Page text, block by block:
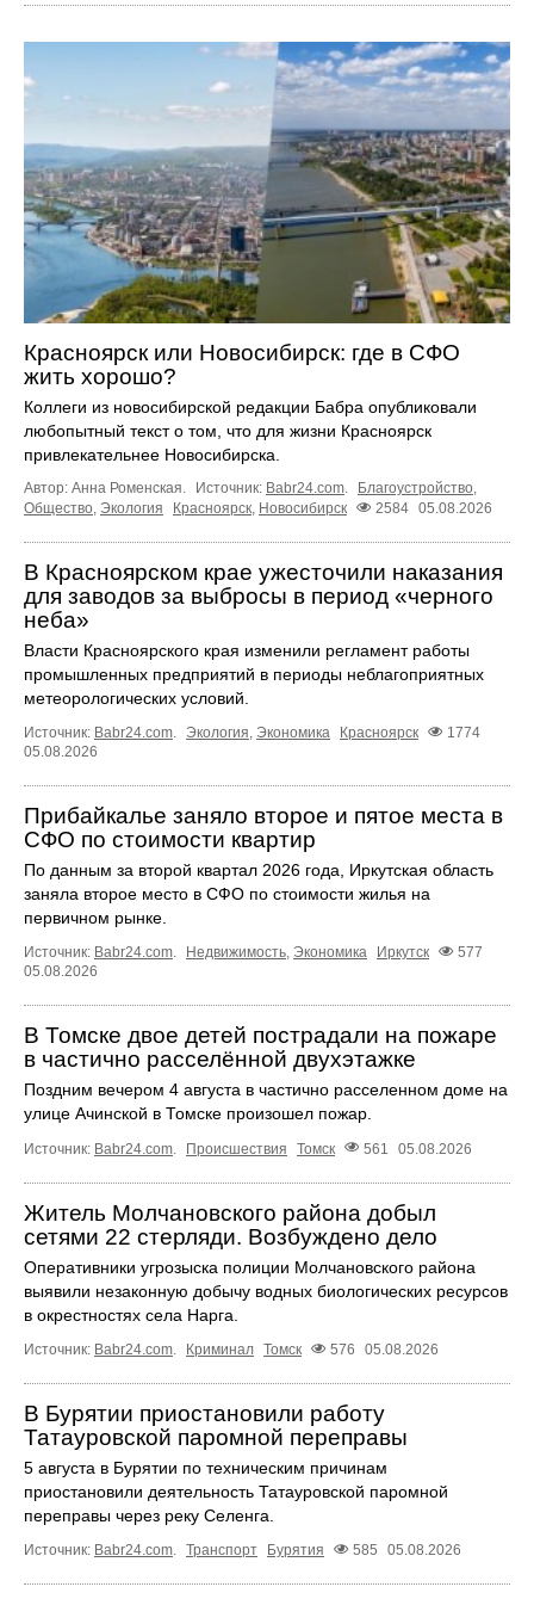
Красноярск или Новосибирск: где в СФО
жить хорошо?
Коллеги из новосибирской редакции Бабра опубликовали
любопытный текст о том, что для жизни Красноярск
привлекательнее Новосибирска.
Автор: Анна Роменская. Источник: Babr24.com. Благоустройство,
Общество, Экология Красноярск, Новосибирск 2584 05.08.2026
В Красноярском крае ужесточили наказания
для заводов за выбросы в период «черного
неба»
Власти Красноярского края изменили регламент работы
промышленных предприятий в периоды неблагоприятных
метеорологических условий.
Источник: Babr24.com. Экология, Экономика Красноярск
1774
05.08.2026
Прибайкалье заняло второе и пятое места в
СФО по стоимости квартир
По данным за второй квартал 2026 года, Иркутская область
заняла второе место в СФО по стоимости жилья на
первичном рынке.
Источник: Babr24.com. Недвижимость, Экономика Иркутск
577
05.08.2026
В Томске двое детей пострадали на пожаре
в частично расселённой двухэтажке
Поздним вечером 4 августа в частично расселенном доме на
улице Ачинской в Томске произошел пожар.
Источник: Babr24.com Происшествия Томск 561 05.08.2026
Житель Молчановского района добыл
сетями 22 стерляди. Возбуждено дело
Оперативники угрозыска полиции Молчановского района
выявили незаконную добычу водных биологических ресурсов
в окрестностях села Нарга.
Источник: Babr24.com Криминал Томск 576 05.08.2026
В Бурятии приостановили работу
Татауровской паромной переправы
5 августа в Бурятии по техническим причинам
приостановили деятельность Татауровской паромной
переправы через реку Селенга.
Источник: Babr24.com Транспорт Бурятия 585 05.08.2026